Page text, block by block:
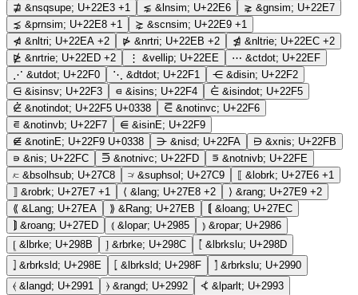
⋣ &nsqsupe; U+22E3 +1 ⋦ &lnsim; U+22E6 ⋧ &gnsim; U+22E7
⋨ &prnsim; U+22E8 +1 ⋩ &scnsim; U+22E9 +1
⋪ &nltri; U+22EA +2 ⋫ &nrtri; U+22EB +2 ⋬ &nltrie; U+22EC +2
⋭ &nrtrie; U+22ED +2 ⋮ &vellip; U+22EE ⋯ &ctdot; U+22EF
⋰ &utdot; U+22F0 ⋱ &dtdot; U+22F1 ⋲ &disin; U+22F2
⋳ &isinsv; U+22F3 ⋴ &isins; U+22F4 ⋵ &isindot; U+22F5
⋵̸ &notindot; U+22F5 U+0338 ⋶ &notinvc; U+22F6
⋷ &notinvb; U+22F7 ⋹ &isinE; U+22F9
⋹̸ &notinE; U+22F9 U+0338 ⋺ &nisd; U+22FA ⋻ &xnis; U+22FB
⋼ &nis; U+22FC ⋽ &notnivc; U+22FD ⋾ &notnivb; U+22FE
⟈ &bsolhsub; U+27C8 ⟉ &suphsol; U+27C9 ⟦ &lobrk; U+27E6 +1
⟧ &robrk; U+27E7 +1 ⟨ &lang; U+27E8 +2 ⟩ &rang; U+27E9 +2
⟪ &Lang; U+27EA ⟫ &Rang; U+27EB ⟬ &loang; U+27EC
⟭ &roang; U+27ED ⦅ &lopar; U+2985 ⦆ &ropar; U+2986
⦋ &lbrke; U+298B ⦌ &rbrke; U+298C ⦍ &lbrkslu; U+298D
⦎ &rbrksld; U+298E ⦏ &lbrksld; U+298F ⦐ &rbrkslu; U+2990
⦑ &langd; U+2991 ⦒ &rangd; U+2992 ⦓ &lparlt; U+2993